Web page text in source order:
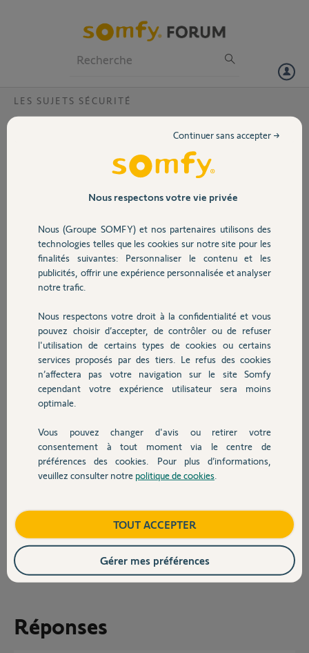
Volet
Sécurité
Domotique
Chauffage
Autres produits
Devis avec un pro
Contact
LES SUJETS SÉCURITÉ
Compte Tahoma inexistant, adresse mail
en juillet alors que j'avais oublier de mettre l'alarme en route pour le
départ en vacances j'ai voulu l'activer a distance via mon application
compte
on me dit a ce moment la que ce compte n'existe pas ou le mot de
passe n'est pas le bon ..
je fais donc MDP oublié et le on me repond que mon adresse mail
n'existe pas.....
Bon aujourd'hui je me repenche sur le problème mon adresse mail
n'existe tjrs pas
je recrée donc un compte avec une nouvelle adresse jusque la tout va
me voila partit pour programmer ma TAHOMA on me demande le
code PIN je le saisit et la on me dit que le code PIN est bon mais que
ma TAHOMA est déjà activé ....
voici le PIN
Pouvez vous s'il vous plait désactiver ma TAHOMA que je refasse la
programmation de celle ci
il y a presque 8 ans
Participer au fil de discussion
Réponses
Nous respectons votre vie privée
Nous (Groupe SOMFY) et nos partenaires utilisons des
technologies telles que les cookies sur notre site pour les
finalités suivantes: Personnaliser le contenu et les
publicités, offrir une expérience personnalisée et analyser
notre trafic.
Nous respectons votre droit à la confidentialité et vous
pouvez choisir d’accepter, de contrôler ou de refuser
l'utilisation de certains types de cookies ou certains
services proposés par des tiers. Le refus des cookies
n’affectera pas votre navigation sur le site Somfy
cependant votre expérience utilisateur sera moins
optimale.
Vous pouvez changer d'avis ou retirer votre
consentement à tout moment via le centre de
préférences des cookies. Pour plus d’informations,
veuillez consulter notre politique de cookies
Continuer sans accepter →
TOUT ACCEPTER
Gérer mes préférences